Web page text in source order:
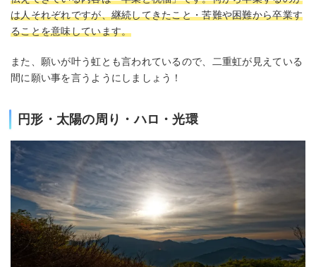
は人それぞれですが、継続してきたこと・苦難や困難から卒業す
ることを意味しています。
また、願いが叶う虹とも言われているので、二重虹が見えている
間に願い事を言うようにしましょう！
円形・太陽の周り・ハロ・光環